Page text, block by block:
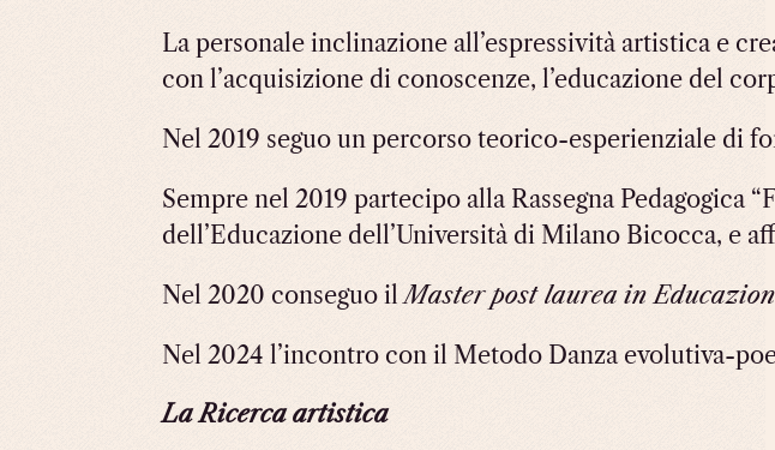
La personale inclinazione all’espressività artistica e
con l’acquisizione di conoscenze, l’educazione del
Nel 2019 seguo un percorso teorico-esperienziale di
Sempre nel 2019 partecipo alla Rassegna
dell’Educazione dell’Università di Milano Bicocca, e
Nel 2020 conseguo ilMaster post laurea in
Nel 2024 l’incontro con il Metodo Danza evolutiva-
La Ricerca artistica